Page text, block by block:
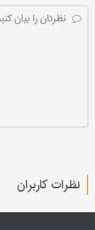
نظرات کاربران